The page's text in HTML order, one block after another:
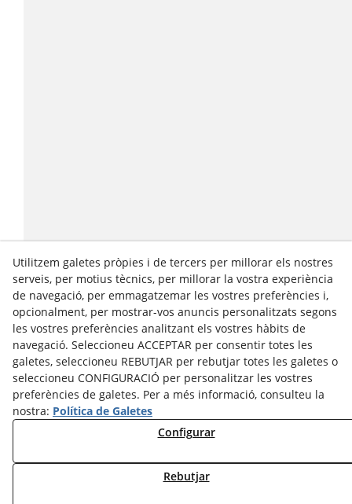
Utilitzem galetes pròpies i de tercers per millorar els nostres
serveis, per motius tècnics, per millorar la vostra experiència
de navegació, per emmagatzemar les vostres preferències i,
opcionalment, per mostrar-vos anuncis personalitzats segons
les vostres preferències analitzant els vostres hàbits de
navegació. Seleccioneu ACCEPTAR per consentir totes les
galetes, seleccioneu REBUTJAR per rebutjar totes les galetes o
seleccioneu CONFIGURACIÓ per personalitzar les vostres
preferències de galetes. Per a més informació, consulteu la
nostra: Política de Galetes
Configurar
Rebutjar